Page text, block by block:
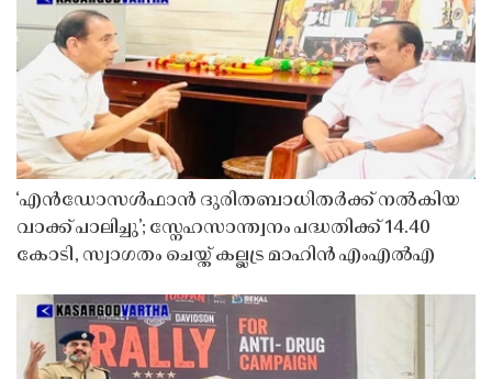
‘എൻഡോസൾഫാൻ ദുരിതബാധിതർക്ക് നൽകിയ
വാക്ക് പാലിച്ചു’; സ്നേഹസാന്ത്വനം പദ്ധതിക്ക് 14.40
കോടി, സ്വാഗതം ചെയ്ത് കല്ലട്ര മാഹിൻ എംഎൽഎ